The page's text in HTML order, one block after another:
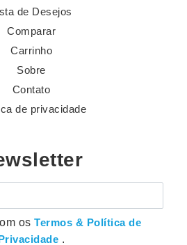
de Desejos
Comparar
Carrinho
Sobre
Contato
de privacidade
osTermos & Política de
.